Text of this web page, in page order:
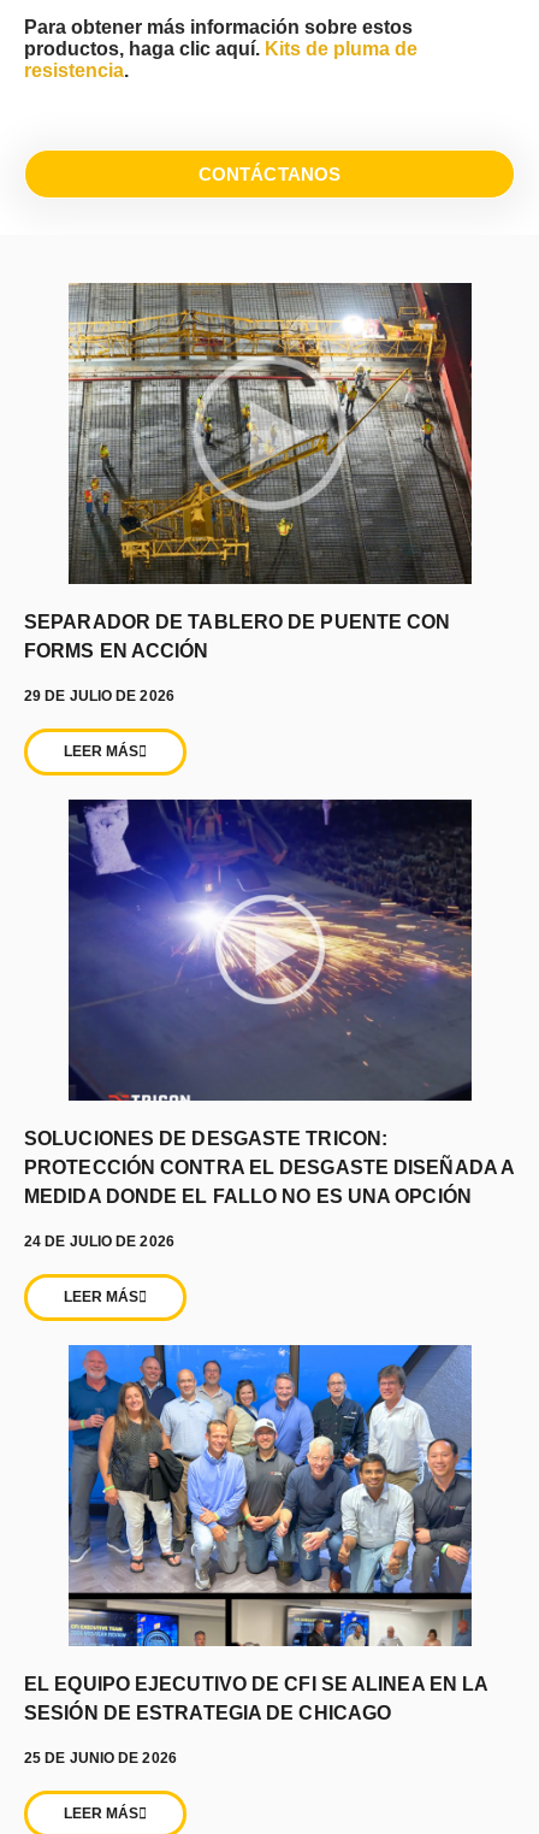
Para obtener más información sobre estos
productos, haga clic aquí. Kits de pluma de
resistencia.
CONTÁCTANOS
SEPARADOR DE TABLERO DE PUENTE CON
FORMS EN ACCIÓN
29 DE JULIO DE 2026
LEER MÁS
SOLUCIONES DE DESGASTE TRICON:
PROTECCIÓN CONTRA EL DESGASTE DISEÑADA A
MEDIDA DONDE EL FALLO NO ES UNA OPCIÓN
24 DE JULIO DE 2026
LEER MÁS
EL EQUIPO EJECUTIVO DE CFI SE ALINEA EN LA
SESIÓN DE ESTRATEGIA DE CHICAGO
25 DE JUNIO DE 2026
LEER MÁS